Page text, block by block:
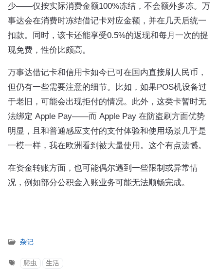
少——仅按实际消费金额100%冻结，不会额外多冻。万
事达会在消费时冻结借记卡对应金额，并在几天后统一
扣款。同时，该卡还能享受0.5%的返现和每月一次的提
现免费，性价比颇高。
万事达借记卡和信用卡如今已可在国内直接刷人民币，
但仍有一些需要注意的细节。比如，如果POS机设备过
于老旧，可能会出现拒付的情况。此外，这类卡暂时无
法绑定 Apple Pay——而 Apple Pay 在防盗刷方面优势
明显，且和普通感应支付的支付体验和使用场景几乎是
一模一样，我在欧洲看到被大量使用。这个有点遗憾。
在资金转账方面，也可能偶尔遇到一些限制或异常情
况，例如部分公积金入账业务可能无法顺畅完成。
杂记
爬虫 生活